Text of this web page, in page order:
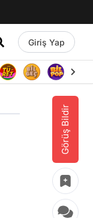
Giriş Yap
Görüş Bildir